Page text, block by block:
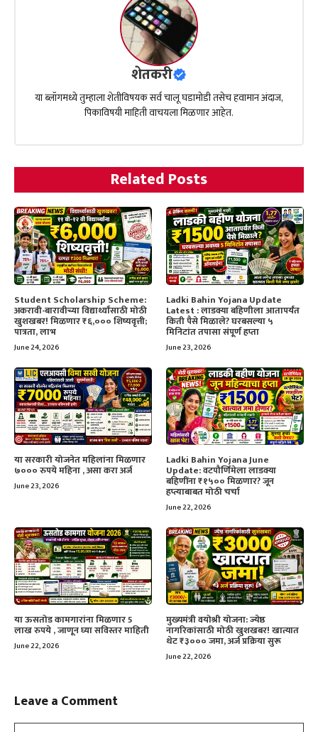
शेतकरी
या ब्लॉगमध्ये तुम्हाला शेतीविषयक सर्व चालू घडामोडी तसेच हवामान अंदाज,
पिकाविषयी माहिती वाचयला मिळणार आहेत.
Related Posts
Student Scholarship Scheme:
अकरावी-बारावीच्या विद्यार्थ्यांसाठी मोठी
खुशखबर! मिळणार ₹६,००० शिष्यवृत्ती;
पात्रता, लाभ
June 24, 2026
Ladki Bahin Yojana Update
Latest : लाडक्या बहिणीला आतापर्यंत
किती पैसे मिळाले? घरबसल्या ५
मिनिटांत तपासा संपूर्ण हप्ता
June 23, 2026
या सरकारी योजनेत महिलांना मिळणार
७००० रुपये महिना , असा करा अर्ज
June 23, 2026
Ladki Bahin Yojana June
Update: वटपौर्णिमेला लाडक्या
बहिणींना ₹१५०० मिळणार? जून
हप्त्याबाबत मोठी चर्चा
June 22, 2026
या ऊसतोड कामगारांना मिळणार 5
लाख रुपये , जाणून घ्या सविस्तर माहिती
June 22, 2026
मुख्यमंत्री वयोश्री योजना: ज्येष्ठ
नागरिकांसाठी मोठी खुशखबर! खात्यात
थेट ₹३००० जमा, अर्ज प्रक्रिया सुरू
June 22, 2026
Leave a Comment